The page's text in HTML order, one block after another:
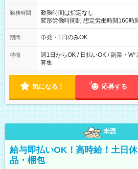
勤務時間
勤務時間は指定なし
変形労働時間制 想定労働時間160時間/月 【シフト例】 ・
～21：00
期間 単発・1日のみOK
特徴
週1日からOK / 日払いOK / 副業・W
募集
気になる！ 応募する
未読
給与即払いOK！高時給！土日
品・梱包